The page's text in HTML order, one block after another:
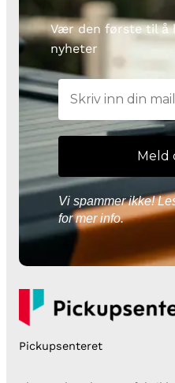
Vær den første til å
nyheter
Vi spammer ikke!
for mer info.
Pickupsenteret